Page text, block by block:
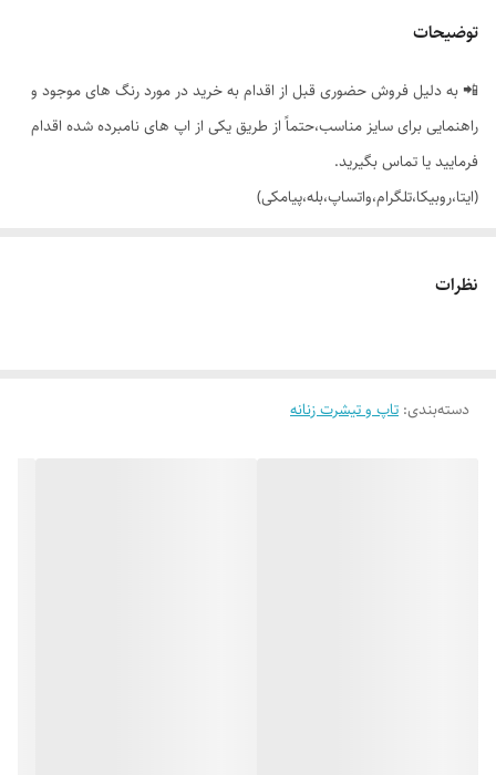
توضیحات
📲 به دلیل فروش حضوری قبل از اقدام به خرید در مورد رنگ های موجود و
راهنمایی برای سایز مناسب،حتماً از طریق یکی از اپ های نامبرده شده اقدام
فرمایید یا تماس بگیرید.
(ایتا،روبیکا،تلگرام،واتساپ،بله،پیامکی)
🎨 رنگ بندیش: تک رنگ مشکی طبق تصاویر (در صورت درخواست عکس
نظرات
دسته‌بندی: تاپ و تیشرت زنانه